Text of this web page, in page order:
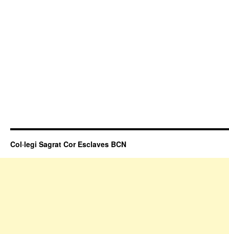
Col·legi Sagrat Cor Esclaves BCN